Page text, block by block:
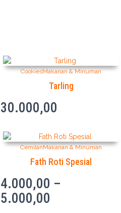
CookiesMakanan & Minuman
Tarling
30.000,00
CemilanMakanan & Minuman
Fath Roti Spesial
4.000,00 –
5.000,00